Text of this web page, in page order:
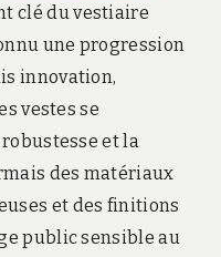
clé du vestiaire
une progression
innovation,
vestes se
et la
des matériaux
et des finitions
public sensible au